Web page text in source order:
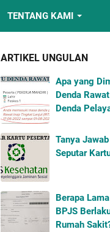
TENTANG KAMI
ARTIKEL UNGULAN
Apa yang
Denda
Denda
Tanya
Seputar
Berapa
BPJS
Rumah